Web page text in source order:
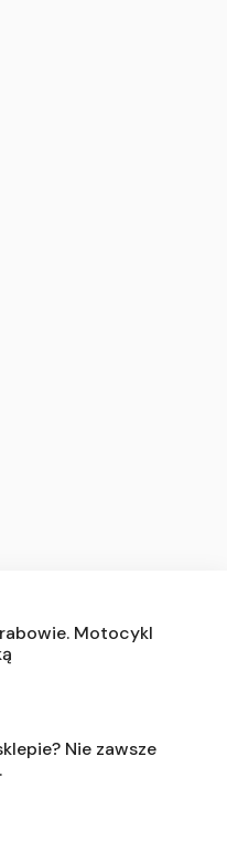
Motocykl
Nie zawsze